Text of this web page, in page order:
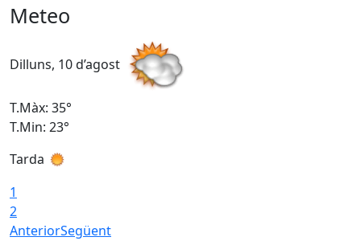
Meteo
Dilluns, 10 d’agost
T.Màx: 35°
T.Min: 23°
Tarda
1
2
AnteriorSegüent